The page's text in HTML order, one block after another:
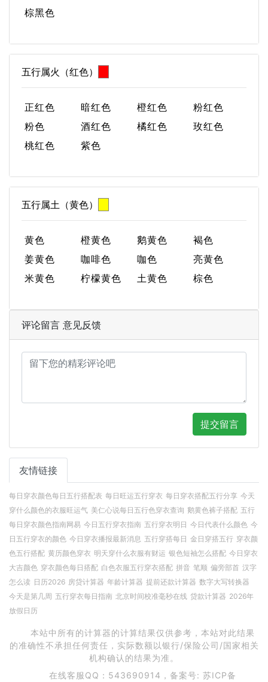
棕黑色
五行属火（红色）
正红色 暗红色 橙红色
粉红色
粉色
酒红色 橘红色
玫红色
桃红色
紫色
五行属土（黄色）
黄色 橙黄色 鹅黄色
褐色
姜黄色
咖啡色 咖色
亮黄色
米黄色
柠檬黄色 土黄色 棕色
评论留言 意见反馈
提交留言
友情链接
每日穿衣颜色每日五行搭配表 每日旺运五行穿衣 每日穿衣搭配五行分享 今天
穿什么颜色的衣服旺运气 美仁心说每日五行色穿衣查询 鹅黄色裤子搭配 五行
每日穿衣颜色指南网易 今日五行穿衣指南 五行穿衣明日 今日代表什么颜色 今
日五行穿衣的颜色 今日穿衣播报最新消息 五行穿搭每日 金日穿搭五行 穿衣颜
色五行搭配 黄历颜色穿衣 明天穿什么衣服有财运 银色短袖怎么搭配 今日穿衣
大吉颜色 穿衣颜色每日搭配 白色衣服五行穿衣搭配 拼音 笔顺 偏旁部首 汉字
怎么读 日历2026 房贷计算器 年龄计算器 提前还款计算器 数字大写转换器
今天是第几周 五行穿衣每日指南 北京时间校准毫秒在线 贷款计算器 2026年
放假日历
本站中所有的计算器的计算结果仅供参考，本站对此结果
的准确性不承担任何责任，实际数额以银行/保险公司/国家相关
机构确认的结果为准。
在线客服QQ：543690914，备案号: 苏ICP备